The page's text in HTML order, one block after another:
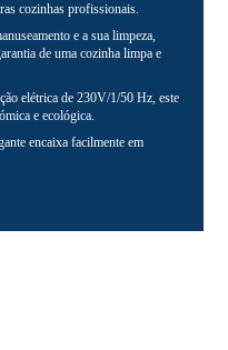
cozinhas profissionais.
e a sua limpeza,
de uma cozinha limpa e
elétrica de 230V/1/50 Hz, este
e ecológica.
encaixa facilmente em